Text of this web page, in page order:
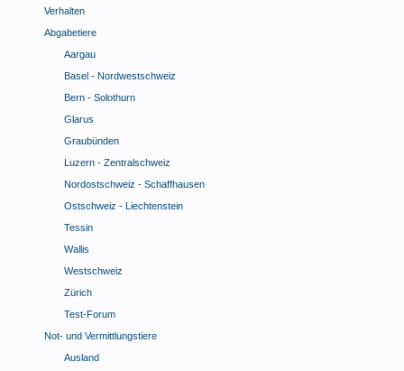
Verhalten
Abgabetiere
Aargau
Basel - Nordwestschweiz
Bern - Solothurn
Glarus
Graubünden
Luzern - Zentralschweiz
Nordostschweiz - Schaffhausen
Ostschweiz - Liechtenstein
Tessin
Wallis
Westschweiz
Zürich
Test-Forum
Not- und Vermittlungstiere
Ausland